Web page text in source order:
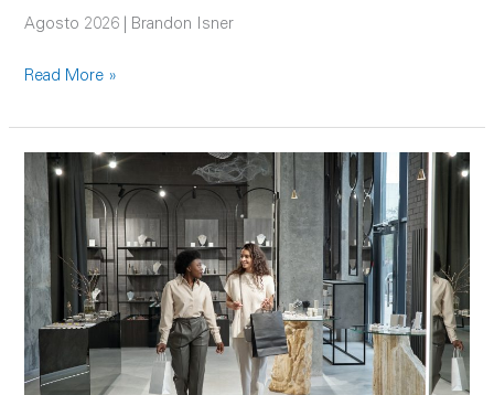
Agosto 2026 | Brandon Isner
de
activos
Read More »
Retail
de
Lujo:
Conozca
a
la
Generación
Z